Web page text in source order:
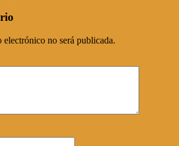
no será publicada.